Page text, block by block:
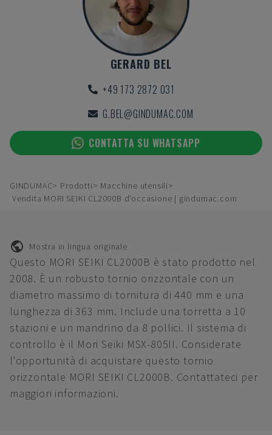
GERARD BEL
+49 173 2872 031
G.BEL@GINDUMAC.COM
CONTATTA SU WHATSAPP
GINDUMAC Prodotti
Macchine utensili
Vendita MORI SEIKI CL2000B d'occasione | gindumac.com
Mostra in lingua originale
Questo MORI SEIKI CL2000B è stato prodotto nel
2008. È un robusto tornio orizzontale con un
diametro massimo di tornitura di 440 mm e una
lunghezza di 363 mm. Include una torretta a 10
stazioni e un mandrino da 8 pollici. Il sistema di
controllo è il Mori Seiki MSX-805II. Considerate
l'opportunità di acquistare questo tornio
orizzontale MORI SEIKI CL2000B. Contattateci per
maggiori informazioni.